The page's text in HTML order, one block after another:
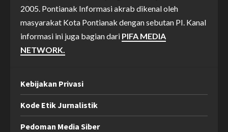
2005. Pontianak Informasi akrab dikenal oleh
masyarakat Kota Pontianak dengan sebutan PI. Kanal
informasi ini juga bagian dari PIFA MEDIA
NETWORK.
Kebijakan Privasi
Kode Etik Jurnalistik
Pedoman Media Siber